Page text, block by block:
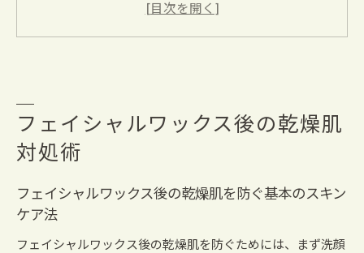
と予防策
ひりつき対処
乾燥が気になる方へスキンケアの極意
策ポイント
フェイシャルワックス後の乾燥肌
対処術
フェイシャルワックス後の乾燥肌を防ぐ基本のスキン
ケア法
フェイシャルワックス後の乾燥肌を防ぐためには、まず洗顔